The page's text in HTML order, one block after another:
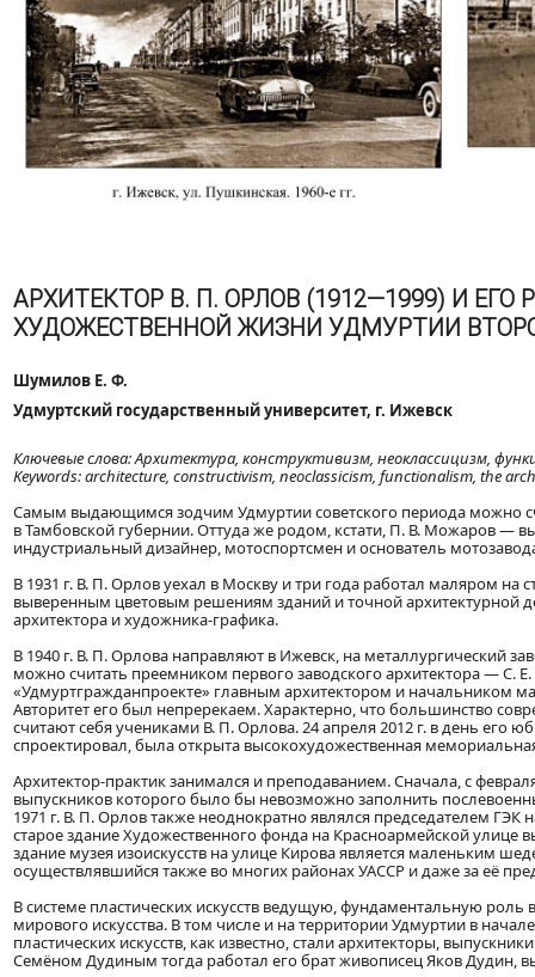
АРХИТЕКТОР В. П. ОРЛОВ (1912—1999) И ЕГО
ХУДОЖЕСТВЕННОЙ ЖИЗНИ УДМУРТИИ
Шумилов Е. Ф.
Удмуртский государственный университет, г. Ижевск
Ключевые слова: Архитектура, конструктивизм, неоклассицизм,
Keywords: architecture, constructivism, neoclassicism, functionalism, the
Самым выдающимся зодчим Удмуртии советского периода можно
в Тамбовской губернии. Оттуда же родом, кстати, П. В. Можаров —
индустриальный дизайнер, мотоспортсмен и основатель
В 1931 г. В. П. Орлов уехал в Москву и три года работал маляром
выверенным цветовым решениям зданий и точной архитектурной
архитектора и художника-графика.
В 1940 г. В. П. Орлова направляют в Ижевск, на металлургический
можно считать преемником первого заводского архитектора — С.
«Удмуртгражданпроекте» главным архитектором и начальником
Авторитет его был непререкаем. Характерно, что большинство
считают себя учениками В. П. Орлова. 24 апреля 2012 г. в день его
спроектировал, была открыта высокохудожественная
Архитектор-практик занимался и преподаванием. Сначала, с
выпускников которого было бы невозможно заполнить
1971 г. В. П. Орлов также неоднократно являлся председателем ГЭК
старое здание Художественного фонда на Красноармейской улице
здание музея изоискусств на улице Кирова является маленьким
осуществлявшийся также во многих районах УАССР и даже за её
В системе пластических искусств ведущую, фундаментальную роль
мирового искусства. В том числе и на территории Удмуртии в
пластических искусств, как известно, стали архитекторы,
Семёном Дудиным тогда работал его брат живописец Яков Дудин,